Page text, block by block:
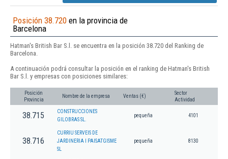
Posición 38.720 en la provincia de
Barcelona
Hatman's British Bar S.l. se encuentra en la posición 38.720 del Ranking de
Barcelona.
A continuación podrá consultar la posición en el ranking de Hatman's British
Bar S.l. y empresas con posiciones similares:
Posición
Provincia
Nombre de la empresa Ventas (€)
Sector
Actividad
38.715
CONSTRUCCIONES
GILOBRAS SL.
pequeña 4101
38.716
CURRIU SERVEIS DE
JARDINERIA I PAISATGISME
SL
pequeña 8130